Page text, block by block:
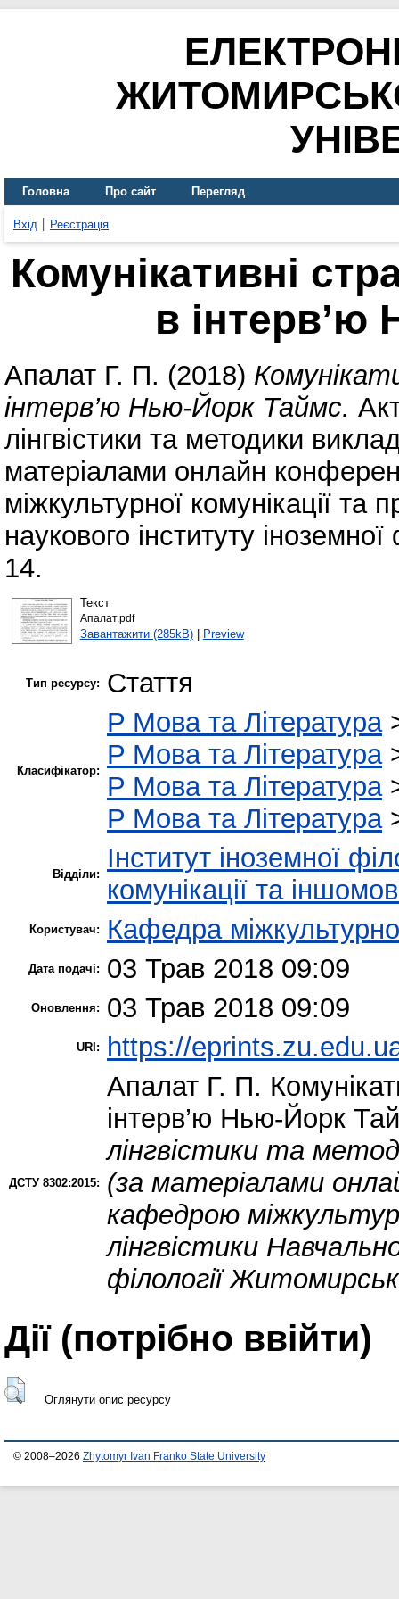
Головна Про сайт Перегляд
Вхід Реєстрація
Комунікативні
в
Апалат Г. П. (2018)
інтерв’ю Нью-Йорк Таймс.
лінгвістики та методики
матеріалами онлайн
міжкультурної комунікації та
наукового інституту
14.
Текст
Апалат.pdf
Завантажити (285kB)| Preview
Тип ресурсу: Стаття
Класифікатор:
P Мова та Література
P Мова та Література
P Мова та Література
P Мова та Література
Відділи:
Інститут іноземної
комунікації та
Користувач: Кафедра
Дата подачі: 03 Трав 2018 09:09
Оновлення: 03 Трав 2018 09:09
URI: https://
ДСТУ 8302:2015:
Апалат Г. П.
інтерв’ю Нью-Йорк
лінгвістики та
(за матеріалами
кафедрою
лінгвістики
філології
Дії ​​(потрібно ввійти)
Оглянути опис ресурсу
© 2008–2026 Zhytomyr Ivan Franko State University